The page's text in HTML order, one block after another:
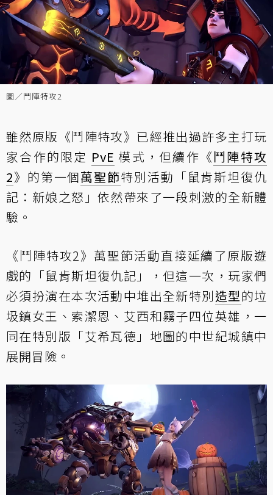
圖／鬥陣特攻2
雖然原版《鬥陣特攻》已經推出過許多主打玩
家合作的限定 PvE 模式，但續作《鬥陣特攻
2》的第一個萬聖節特別活動「鼠肯斯坦復仇
記：新娘之怒」依然帶來了一段刺激的全新體
驗。
《鬥陣特攻2》萬聖節活動直接延續了原版遊
戲的「鼠肯斯坦復仇記」，但這一次，玩家們
必須扮演在本次活動中堆出全新特別造型的垃
圾鎮女王、索潔恩、艾西和霧子四位英雄，一
同在特別版「艾希瓦德」地圖的中世紀城鎮中
展開冒險。